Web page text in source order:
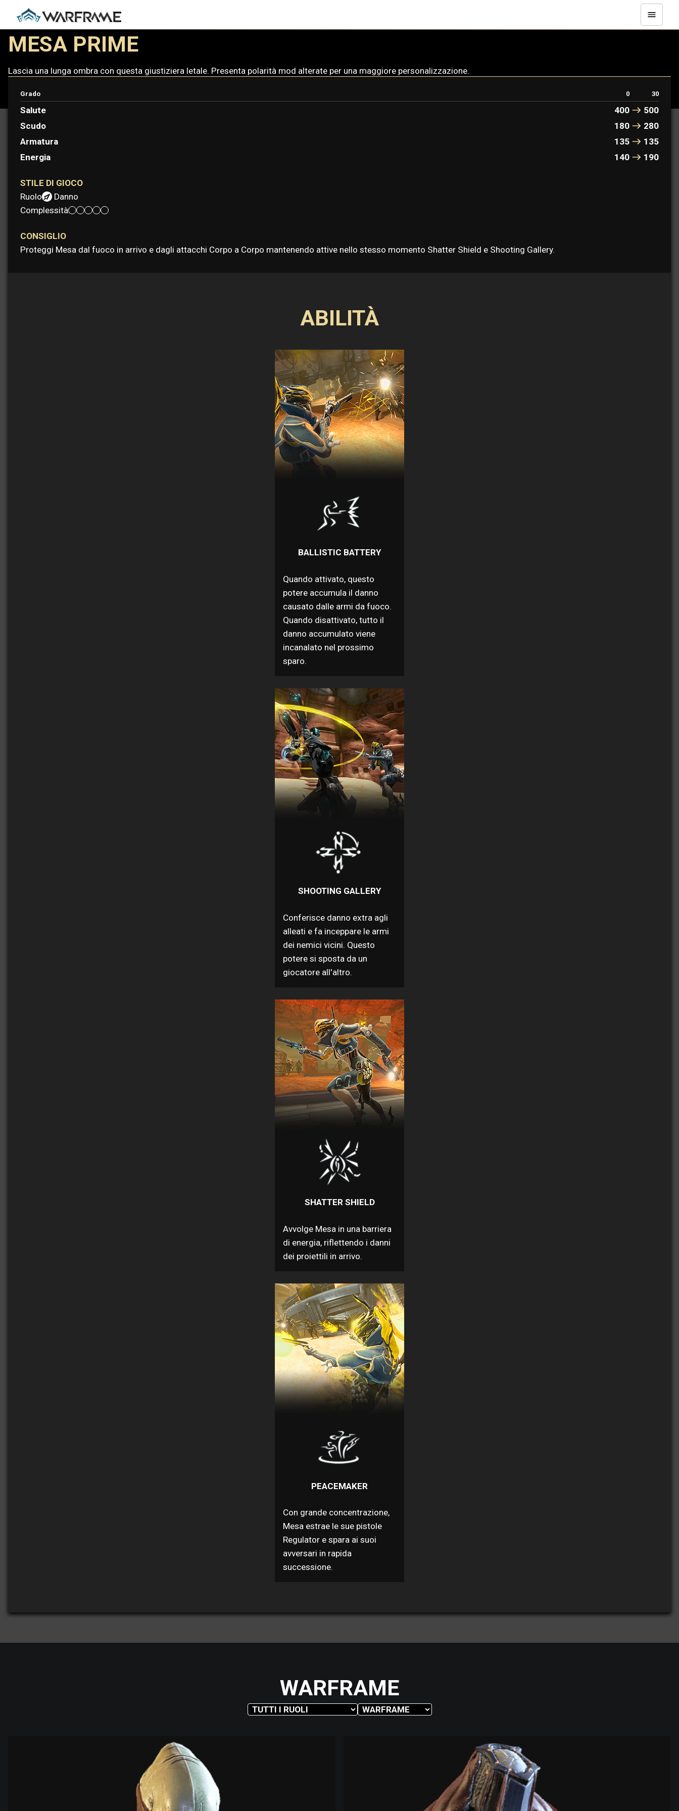
MESA PRIME
Lascia una lunga ombra con questa giustiziera letale. Presenta polarità mod alterate per una maggiore personalizzazione.
Grado 0 30
Salute 400
500
Scudo
180
280
Armatura
135
135
Energia
140 190
STILE DI GIOCO
Ruolo:
Danno
Complessità:
CONSIGLIO
Proteggi Mesa dal fuoco in arrivo e dagli attacchi Corpo a Corpo mantenendo attive nello stesso momento Shatter Shield e Shooting Gallery.
ABILITÀ
BALLISTIC BATTERY
Quando attivato, questo
potere accumula il danno
causato dalle armi da fuoco.
Quando disattivato, tutto il
danno accumulato viene
incanalato nel prossimo
sparo.
SHOOTING GALLERY
Conferisce danno extra agli
alleati e fa inceppare le armi
dei nemici vicini. Questo
potere si sposta da un
giocatore all'altro.
SHATTER SHIELD
Avvolge Mesa in una barriera
di energia, riflettendo i danni
dei proiettili in arrivo.
PEACEMAKER
Con grande concentrazione,
Mesa estrae le sue pistole
Regulator e spara ai suoi
avversari in rapida
successione.
WARFRAME